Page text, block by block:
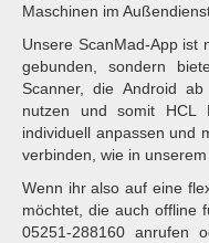
Maschinen im
Unsere ScanMad-App ist
gebunden, sondern
Scanner, die Android
nutzen und somit HCL
individuell anpassen und
verbinden, wie in
Wenn ihr also auf eine
möchtet, die auch offline
05251-288160 anrufen